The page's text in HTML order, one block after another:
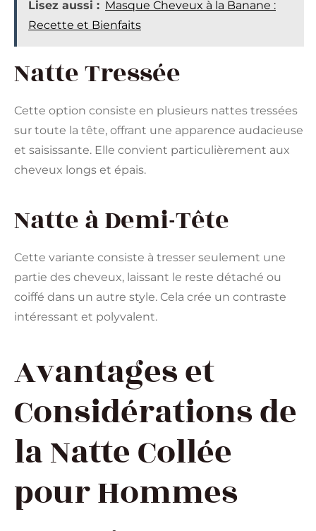
Lisez aussi : Masque Cheveux à la Banane :
Recette et Bienfaits
Natte Tressée
Cette option consiste en plusieurs nattes tressées
sur toute la tête, offrant une apparence audacieuse
et saisissante. Elle convient particulièrement aux
cheveux longs et épais.
Natte à Demi-Tête
Cette variante consiste à tresser seulement une
partie des cheveux, laissant le reste détaché ou
coiffé dans un autre style. Cela crée un contraste
intéressant et polyvalent.
Avantages et
Considérations de
la Natte Collée
pour Hommes